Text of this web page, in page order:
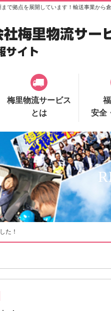
で拠点を展開しています！輸送事業から
梅里物流サービス
とは
安全
た！